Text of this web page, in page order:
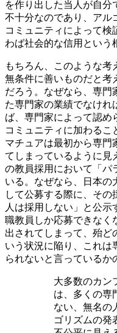
を作り出した当人が自分
不十分なのであり、アル
コミュニティによって検
わば社会的な信用という
もちろん、このような
無条件に善いものだと考
だろう。なぜなら、専門
た専門家の業績でなけれ
ば、専門家によって認め
コミュニティに加わるこ
マチュアは最初から専門
てしまっているように見
の教員採用において「パ
いる。なぜなら、日本の
して公募する際に、そ
人は採用しない」と公示
職教員しか応募できなく
出されてしまって、殆ど
いう状況に陥り、これは
られないと言っているか
大多数のカン
は、多くの専
ない、無名の
ゴリズムの発